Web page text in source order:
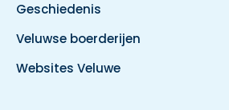
Geschiedenis
Veluwse boerderijen
Websites Veluwe